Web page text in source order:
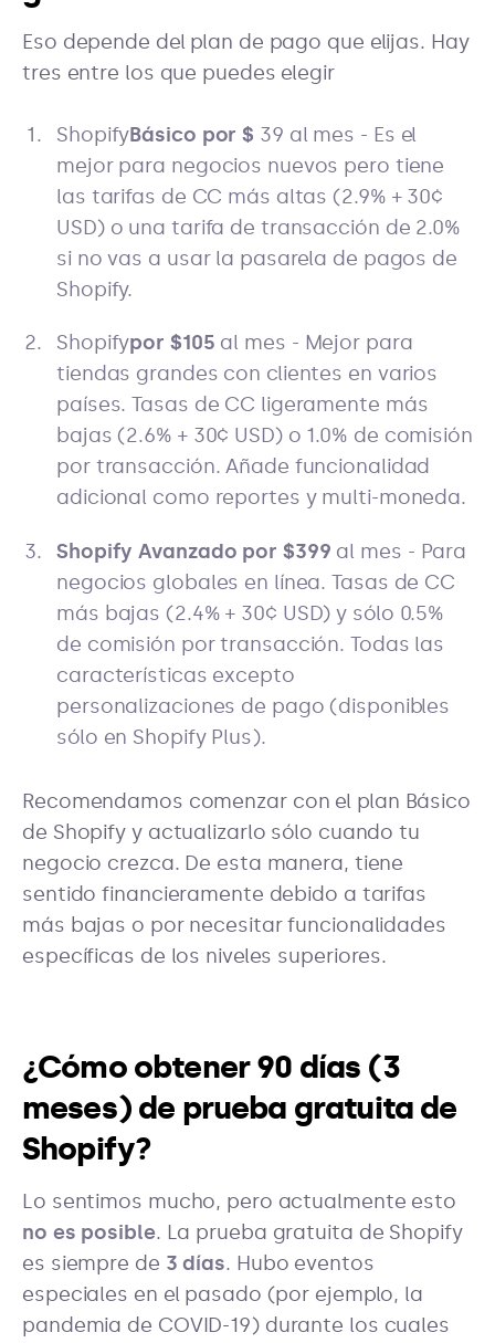
Eso depende del plan de pago que elijas. Hay
tres entre los que puedes elegir
ShopifyBásico por $ 39 al mes - Es el
mejor para negocios nuevos pero tiene
las tarifas de CC más altas (2.9% + 30¢
USD) o una tarifa de transacción de 2.0%
si no vas a usar la pasarela de pagos de
Shopify.
Shopifypor $105 al mes - Mejor para
tiendas grandes con clientes en varios
países. Tasas de CC ligeramente más
bajas (2.6% + 30¢ USD) o 1.0% de comisión
por transacción. Añade funcionalidad
adicional como reportes y multi-moneda.
Shopify Avanzado por $399 al mes - Para
negocios globales en línea. Tasas de CC
más bajas (2.4% + 30¢ USD) y sólo 0.5%
de comisión por transacción. Todas las
características excepto
personalizaciones de pago (disponibles
sólo en Shopify Plus).
Recomendamos comenzar con el plan Básico
de Shopify y actualizarlo sólo cuando tu
negocio crezca. De esta manera, tiene
sentido financieramente debido a tarifas
más bajas o por necesitar funcionalidades
específicas de los niveles superiores.
¿Cómo obtener 90 días (3
meses) de prueba gratuita de
Shopify?
Lo sentimos mucho, pero actualmente esto
no es posible. La prueba gratuita de Shopify
es siempre de 3 días. Hubo eventos
especiales en el pasado (por ejemplo, la
pandemia de COVID-19) durante los cuales